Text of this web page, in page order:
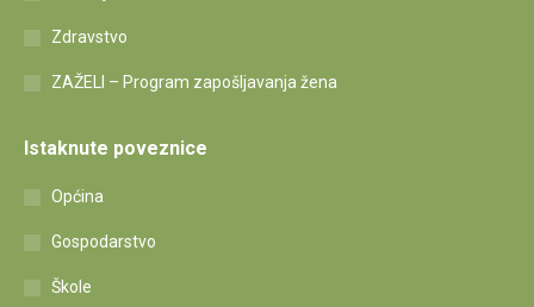
Zdravstvo
ZAŽELI – Program zapošljavanja žena
Istaknute poveznice
Općina
Gospodarstvo
Škole